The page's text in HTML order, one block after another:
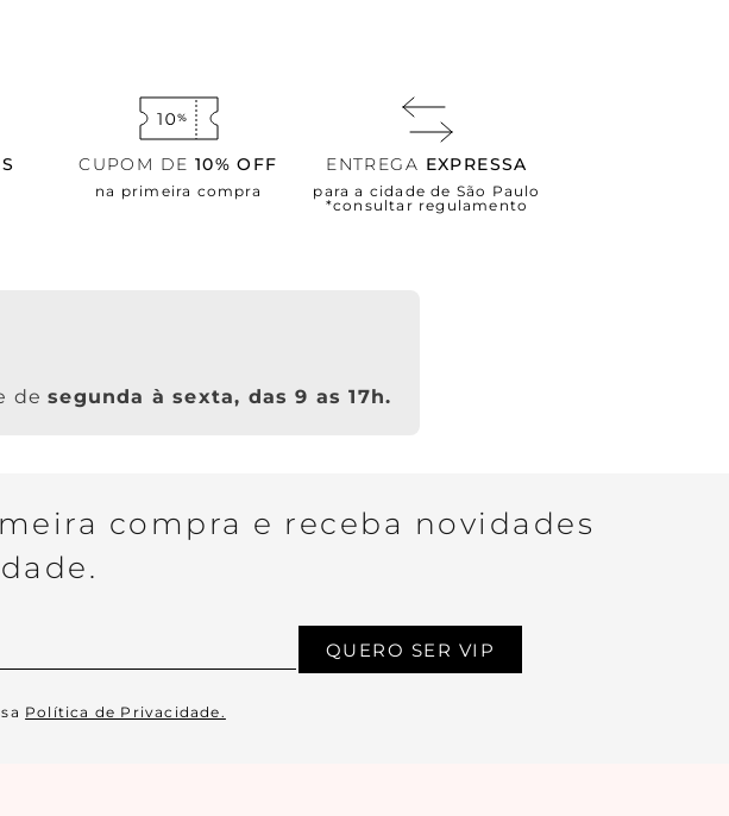
CUPOM DE 10% OFF
na primeira compra
ENTREGA EXPRESSA
para a cidade de São Paulo
*consultar regulamento
desegunda à sexta, das 9 as 17h.
compra e receba novidades
QUERO SER VIP
Política de Privacidade.